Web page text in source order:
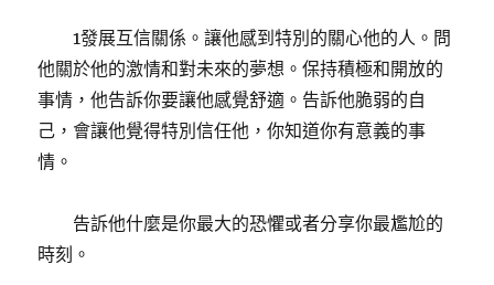
1發展互信關係。讓他感到特別的關心他的人。問
他關於他的激情和對未來的夢想。保持積極和開放的
事情，他告訴你要讓他感覺舒適。告訴他脆弱的自
己，會讓他覺得特別信任他，你知道你有意義的事
情。
告訴他什麼是你最大的恐懼或者分享你最尷尬的
時刻。